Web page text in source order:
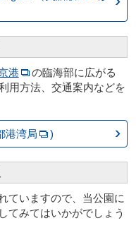
港
の臨海部に広がる
用方法、交通案内などを
港湾局 )
ていますので、当公園に
てみてはいかがでしょう